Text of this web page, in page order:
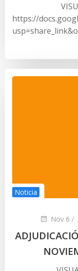
https://
Noticia
Nov 6 /